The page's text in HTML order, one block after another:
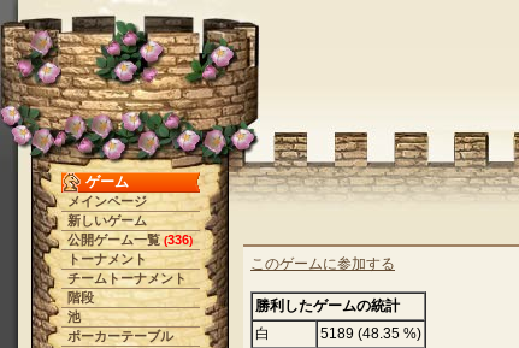
ゲーム
メインページ
新しいゲーム
公開ゲーム一覧 (336)
トーナメント
チームトーナメント
階段
池
ポーカーテーブル
このゲームに参加する
勝利したゲームの統計
白
5189 (48.35 %)